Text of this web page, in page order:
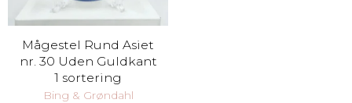
Mågestel Rund Asiet
nr. 30 Uden Guldkant
1 sortering
Bing & Grøndahl